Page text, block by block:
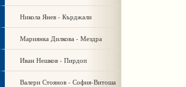
Никола Янев - Кърджали
Мариянка Дилкова - Мездра
Иван Нешков - Пирдоп
Валери Стоянов - София-Витоша